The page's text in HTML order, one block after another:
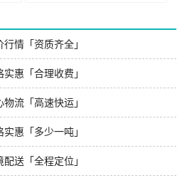
情「资质齐全」
惠「合理收费」
流「高速快运」
惠「多少一吨」
送「全程定位」